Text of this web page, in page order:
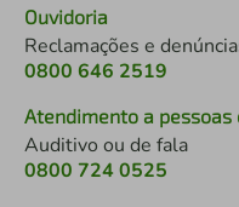
Ouvidoria
Reclamações e
0800 646 2519
Atendimento a pessoas
Auditivo ou de fala
0800 724 0525